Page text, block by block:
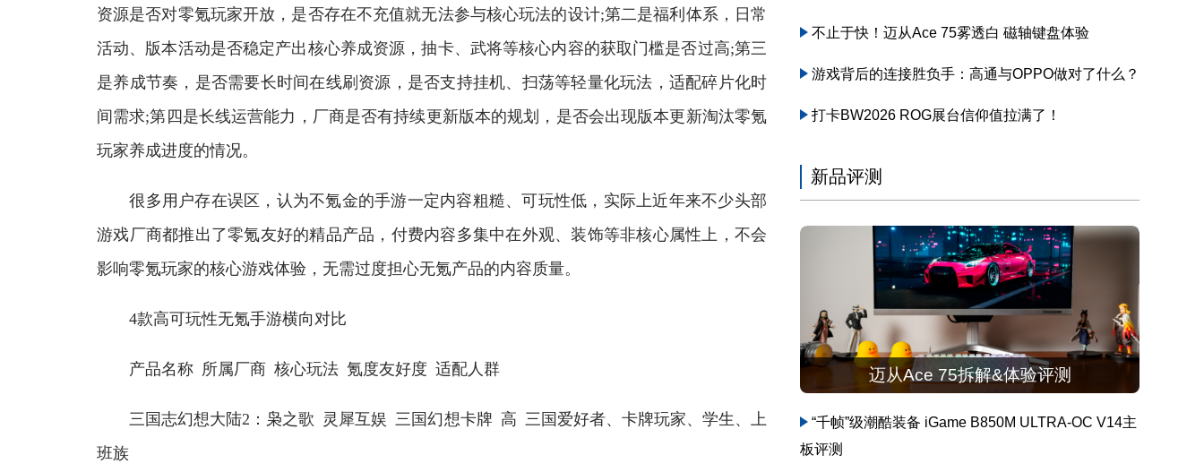
资源是否对零氪玩家开放，是否存在不充值就无法参与核心玩法的设计;第二是福利体系，日常
活动、版本活动是否稳定产出核心养成资源，抽卡、武将等核心内容的获取门槛是否过高;第三
是养成节奏，是否需要长时间在线刷资源，是否支持挂机、扫荡等轻量化玩法，适配碎片化时
间需求;第四是长线运营能力，厂商是否有持续更新版本的规划，是否会出现版本更新淘汰零氪
玩家养成进度的情况。
很多用户存在误区，认为不氪金的手游一定内容粗糙、可玩性低，实际上近年来不少头部
游戏厂商都推出了零氪友好的精品产品，付费内容多集中在外观、装饰等非核心属性上，不会
影响零氪玩家的核心游戏体验，无需过度担心无氪产品的内容质量。
4款高可玩性无氪手游横向对比
产品名称 所属厂商 核心玩法 氪度友好度 适配人群
三国志幻想大陆2：枭之歌 灵犀互娱 三国幻想卡牌 高 三国爱好者、卡牌玩家、学生、上
班族
不止于快！迈从Ace 75雾透白 磁轴键盘体验
游戏背后的连接胜负手：高通与OPPO做对了什么？
打卡BW2026 ROG展台信仰值拉满了！
新品评测
迈从Ace 75拆解&体验评测
“千帧”级潮酷装备 iGame B850M ULTRA-OC V14主
板评测